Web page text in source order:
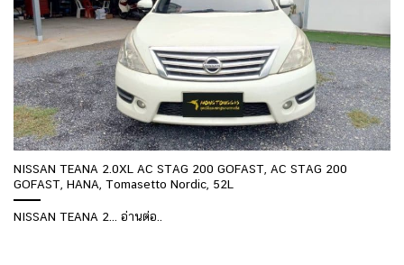
NISSAN TEANA 2.0XL AC STAG 200 GOFAST, AC STAG 200
GOFAST, HANA, Tomasetto Nordic, 52L
NISSAN TEANA 2... อ่านต่อ..